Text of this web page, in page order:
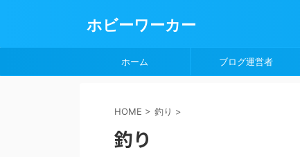
ホビーワーカー
ホーム ブログ運営者
HOME > 釣り >
釣り